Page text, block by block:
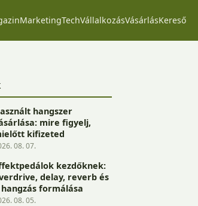
MarketingTechVállalkozásVásárlásKereső
hangszer
mire figyelj,
kifizeted
08. 07.
kezdőknek:
delay, reverb és
formálása
08. 05.